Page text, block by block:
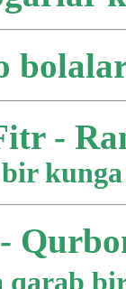
-
qarab